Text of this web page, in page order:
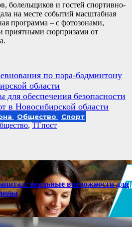
болельщиков и гостей спортивно-
на месте событий масштабная
программа – с фотозонами,
приятными сюрпризами от
по пара-бадминтону
области
обеспечения безопасности
в Новосибирской области
Общество Спорт
, ТГпост
реальные возможности для